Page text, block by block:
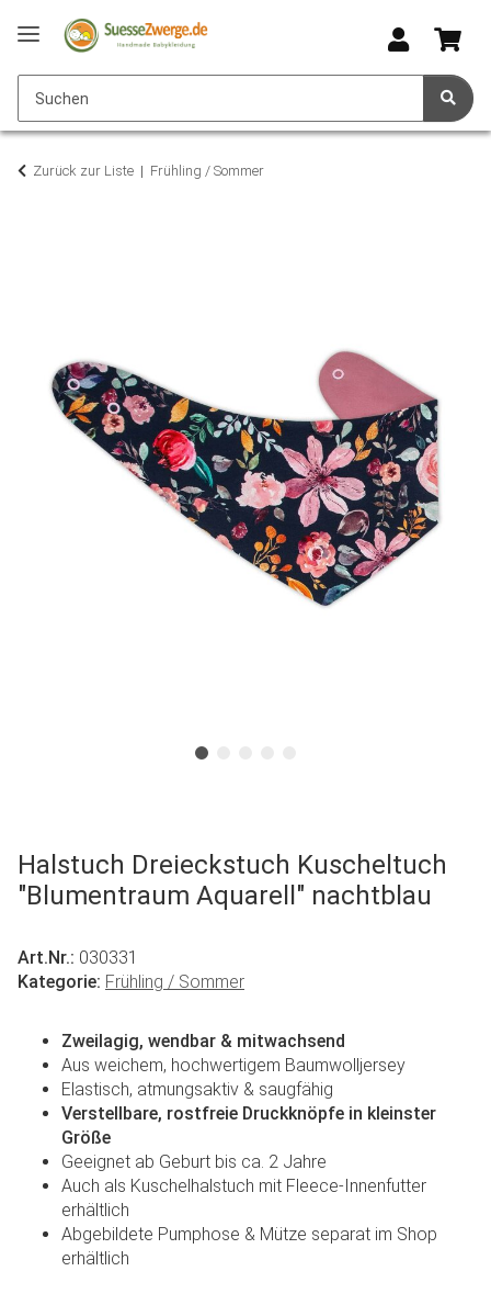
Zurück zur Liste Frühling / Sommer
Halstuch Dreieckstuch Kuscheltuch
"Blumentraum Aquarell" nachtblau
Art.Nr.: 030331
Kategorie: Frühling / Sommer
Zweilagig, wendbar & mitwachsend
Aus weichem, hochwertigem Baumwolljersey
Elastisch, atmungsaktiv & saugfähig
Verstellbare, rostfreie Druckknöpfe in kleinster
Größe
Geeignet ab Geburt bis ca. 2 Jahre
Auch als Kuschelhalstuch mit Fleece-Innenfutter
erhältlich
Abgebildete Pumphose & Mütze separat im Shop
erhältlich